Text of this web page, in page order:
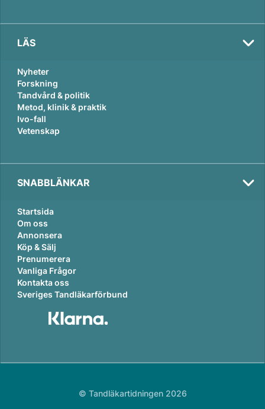
LÄS
Nyheter
Forskning
Tandvård & politik
Metod, klinik & praktik
Ivo-fall
Vetenskap
SNABBLÄNKAR
Startsida
Om oss
Annonsera
Köp & Sälj
Prenumerera
Vanliga Frågor
Kontakta oss
Sveriges Tandläkarförbund
© Tandläkartidningen 2026